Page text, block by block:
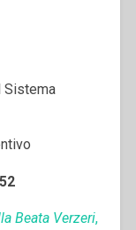
Sistema
Beata Verzeri,